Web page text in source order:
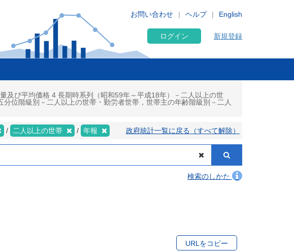
English
お問い合わせ ヘルプ
ログイン 新規登録
及び平均価格 4 長期時系列（昭和59年～平成18年）－二人以上の世
位階級別－二人以上の世帯・勤労者世帯，世帯主の年齢階級別－二人
二人以上の世帯 年報 政府統計一覧に戻る（すべて解除）
検索のしかた
URLをコピー